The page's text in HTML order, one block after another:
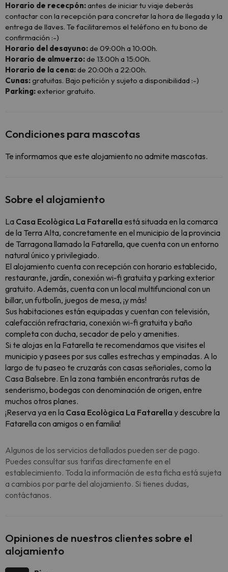
Horario de rececpón:antes de iniciar tu viaje deberás
contactar con la recepción para concretar la hora de llegada y la
entrega de llaves. Te facilitaremos el teléfono en tu bono de
confirmación :-)
Horario del desayuno:de 09:00h a 10:00h.
Horario de almuerzo:de 13:00h a 15:00h.
Horario de la cena:de 20:00h a 22:00h.
Cunas:gratuitas. Bajo petición y sujeto a disponibilidad :-)
Parking:exterior gratuito.
Condiciones para mascotas
Te informamos que este alojamiento no admite mascotas.
Sobre el alojamiento
La Casa Ecològica La Fatarella está situada en la comarca
de la Terra Alta, concretamente en el municipio de la provincia
de Tarragona llamado la Fatarella, que cuenta con un entorno
natural único y privilegiado.
El alojamiento cuenta con recepción con horario establecido,
restaurante, jardín, conexión wi-fi gratuita y parking exterior
gratuito. Además, cuenta con un local multifuncional con un
billar, un futbolín, juegos de mesa, ¡y más!
Sus habitaciones están equipadas y cuentan con televisión,
calefacción refractaria, conexión wi-fi gratuita y baño
completa con ducha, secador de pelo y amenities.
Si te alojas en la Fatarella te recomendamos que visites el
municipio y pasees por sus calles estrechas y empinadas. A lo
largo de tu paseo te cruzarás con casas señoriales, como la
Casa Balsebre. En la zona también encontrarás rutas de
senderismo, bodegas con denominación de origen, entre
muchos otros planes.
¡Reserva ya en la Casa Ecològica La Fatarella y descubre la
Fatarella con amigos o en familia!
Algunos de los servicios detallados pueden ser de pago.
Puedes consultar sus tarifas directamente en el
establecimiento. Toda la información de esta ficha está sujeta
a cambios por parte del alojamiento. Si tienes dudas,
contáctanos.
Opiniones de nuestros clientes sobre el
alojamiento